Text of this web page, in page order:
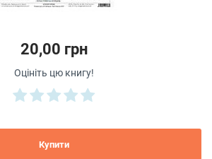
20,00 грн
Оцініть цю книгу!
Купити